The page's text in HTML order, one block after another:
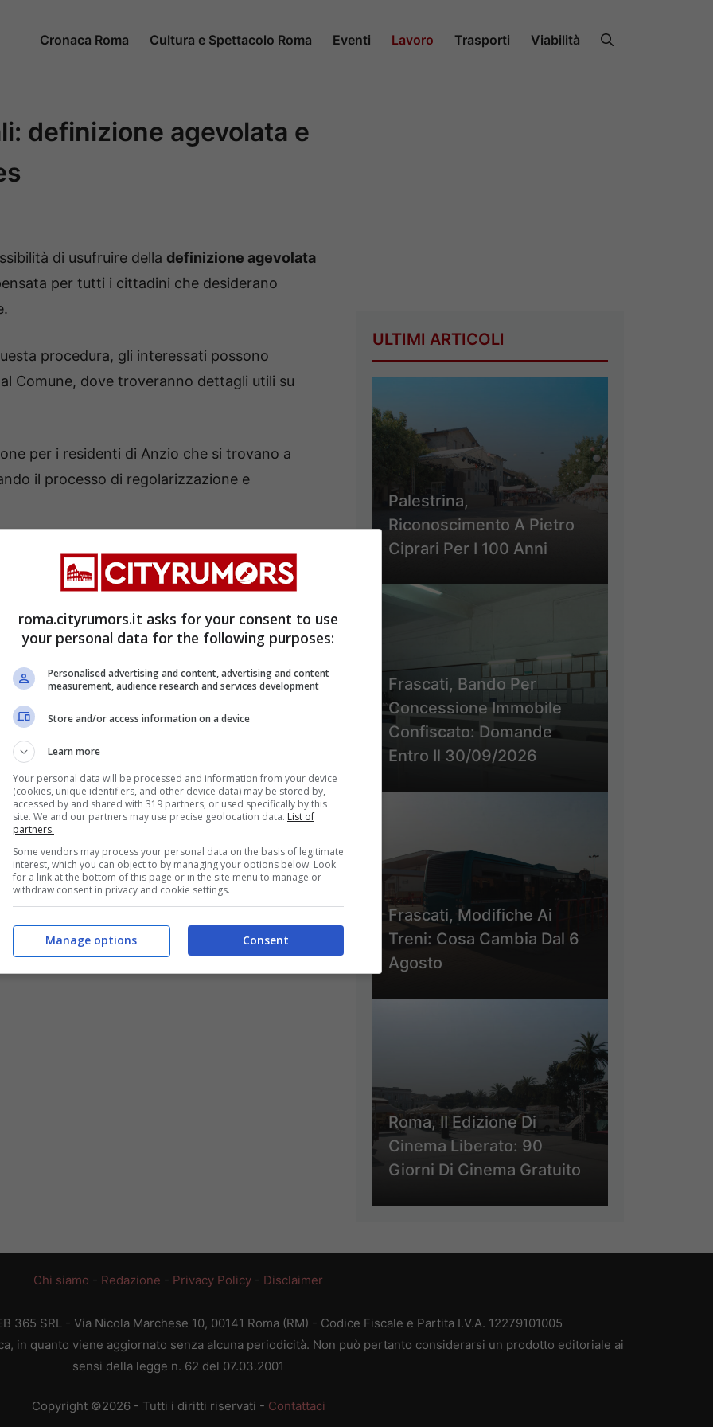
Cronaca Roma Cultura e Spettacolo Roma Eventi Lavoro Trasporti Viabilità
definizione agevolata e
di usufruire della definizione agevolata
per tutti i cittadini che desiderano
procedura, gli interessati possono
Comune, dove troveranno dettagli utili su
per i residenti di Anzio che si trovano a
il processo di regolarizzazione e
specifiche sulla documentazione
del Comune di Anzio, che offre
seguire.
ULTIMI ARTICOLI
Palestrina,
Riconoscimento A Pietro
Ciprari Per I 100 Anni
Frascati, Bando Per
Concessione Immobile
Confiscato: Domande
Entro Il 30/09/2026
Frascati, Modifiche Ai
Treni: Cosa Cambia Dal 6
Agosto
Roma, II Edizione Di
Cinema Liberato: 90
Giorni Di Cinema Gratuito
Chi siamo - Redazione - Privacy Policy - Disclaimer
365 SRL - Via Nicola Marchese 10, 00141 Roma (RM) - Codice Fiscale e Partita I.V.A. 12279101005
in quanto viene aggiornato senza alcuna periodicità. Non può pertanto considerarsi un prodotto editoriale ai
sensi della legge n. 62 del 07.03.2001
Copyright ©2026 - Tutti i diritti riservati - Contattaci
roma.cityrumors.it asks for your consent to use
your personal data for the following purposes:
Personalised advertising and content, advertising and content
measurement, audience research and services development
Store and/or access information on a device
Learn more
Your personal data will be processed and information from your device
(cookies, unique identifiers, and other device data) may be stored by,
accessed by and shared with 319 partners, or used specifically by this
site. We and our partners may use precise geolocation data. List of
partners.
Some vendors may process your personal data on the basis of legitimate
interest, which you can object to by managing your options below. Look
for a link at the bottom of this page or in the site menu to manage or
withdraw consent in privacy and cookie settings.
Consent
Manage options